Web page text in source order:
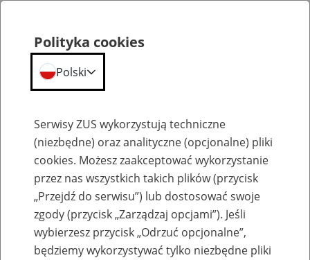
Szkolenia
Polityka cookies
Polski
Serwisy ZUS wykorzystują techniczne
(niezbędne) oraz analityczne (opcjonalne) pliki
cookies. Możesz zaakceptować wykorzystanie
przez nas wszystkich takich plików (przycisk
„Przejdź do serwisu”) lub dostosować swoje
zgody (przycisk „Zarządzaj opcjami”). Jeśli
wybierzesz przycisk „Odrzuć opcjonalne”,
będziemy wykorzystywać tylko niezbędne pliki